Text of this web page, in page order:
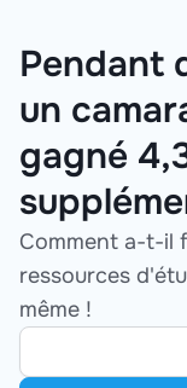
Pendant
un
gagné
Comment a-t-il
ressources
même !